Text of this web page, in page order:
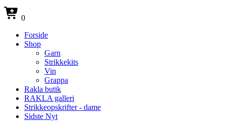
0
Forside
Shop
Garn
Strikkekits
Vin
Grappa
Rakla butik
RAKLA galleri
Strikkeopskrifter - dame
Sidste Nyt